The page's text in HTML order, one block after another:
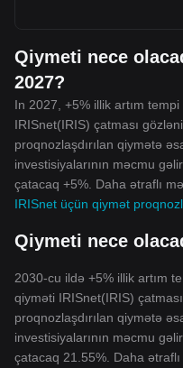
Qiymeti nece
2027?
In 2027, +5% illik artım
IRISnet(IRIS) çatması
proqnozlaşdırılan qiymətə
investisiyalarının məcmu
çatacaq +5%. Daha ətraflı
IRISnet üçün qiymət
Qiymeti nece
2030-cu ildə +5% illik artım
qiyməti IRISnet(IRIS)
proqnozlaşdırılan qiymətə
investisiyalarının məcmu
çatacaq 21.55%. Daha